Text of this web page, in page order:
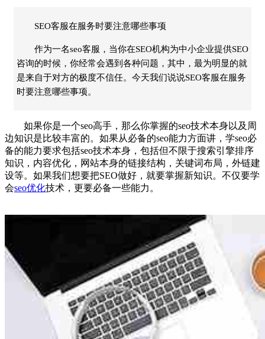
SEO客服在服务时要注意哪些事项
作为一名seo客服，当你在SEO机构为中小企业提供SEO
咨询的时候，你经常会遇到各种问题，其中，最为明显的就
是来自于对方的极度不信任。今天我们说说SEO客服在服务
时要注意哪些事项。
如果你是一个seo高手，那么你掌握的seo技术本身以及周
边知识是比较丰富的。如果从必备的seo能力方面讲，学seo必
备的能力要求包括seo技术本身，包括但不限于搜索引擎排序
知识，内容优化，网站本身的链接结构，关键词布局，外链建
设等。如果我们想要把SEO做好，就要掌握新知识。不仅要学
会seo优化技术，更要必备一些能力。